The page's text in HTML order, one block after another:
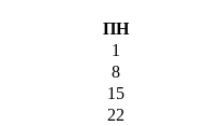
ПН
1
8
15
22